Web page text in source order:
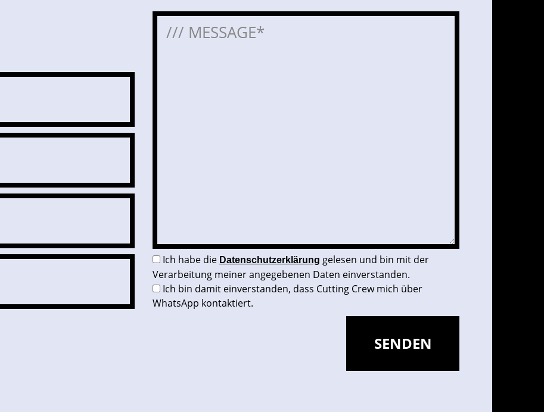
Ich habe die Datenschutzerklärung gelesen und bin mit der
Verarbeitung meiner angegebenen Daten einverstanden.
Ich bin damit einverstanden, dass Cutting Crew mich über
WhatsApp kontaktiert.